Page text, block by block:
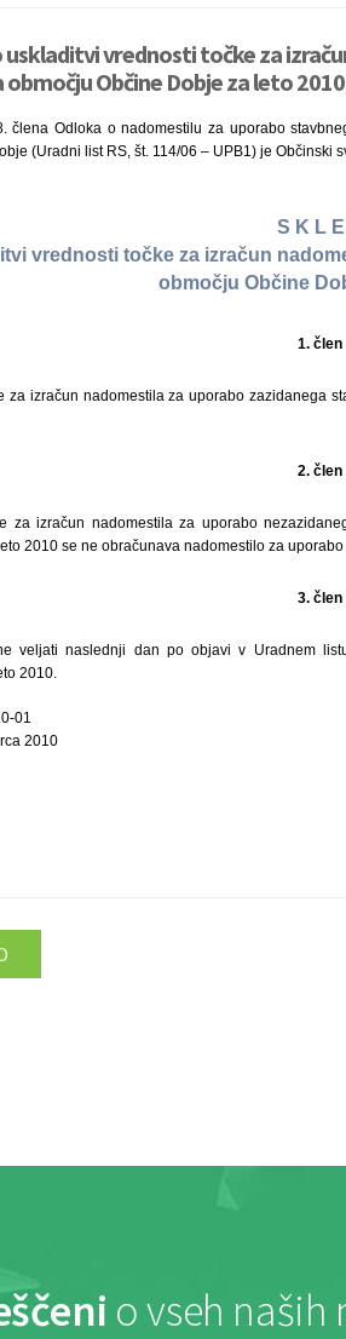
uskladitvi vrednosti točke za
območju Občine Dobje za leto
člena Odloka o nadomestilu za uporabo
(Uradni list RS, št. 114/06 – UPB1) je Občinski
S K L
vrednosti točke za izračun
območju Občine
1. člen
za izračun nadomestila za uporabo zazidanega
2. člen
za izračun nadomestila za uporabo
2010 se ne obračunava nadomestilo za
3. člen
veljati naslednji dan po objavi v Uradnem
2010.
01
2010
o vseh